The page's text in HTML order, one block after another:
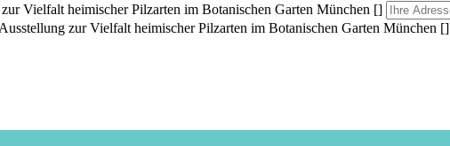
Vielfalt heimischer Pilzarten im Botanischen Garten München []
zur Vielfalt heimischer Pilzarten im Botanischen Garten München []